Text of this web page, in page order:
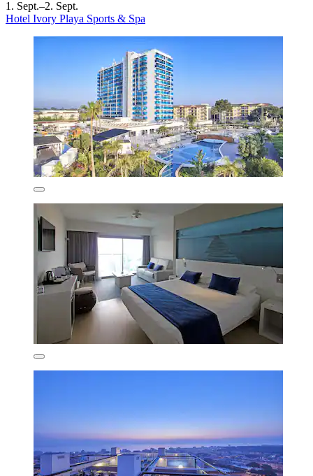
1. Sept.–2. Sept.
Hotel Ivory Playa Sports & Spa